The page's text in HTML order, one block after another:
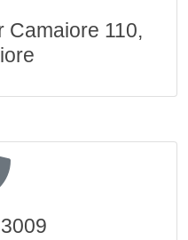
Camaiore 110,